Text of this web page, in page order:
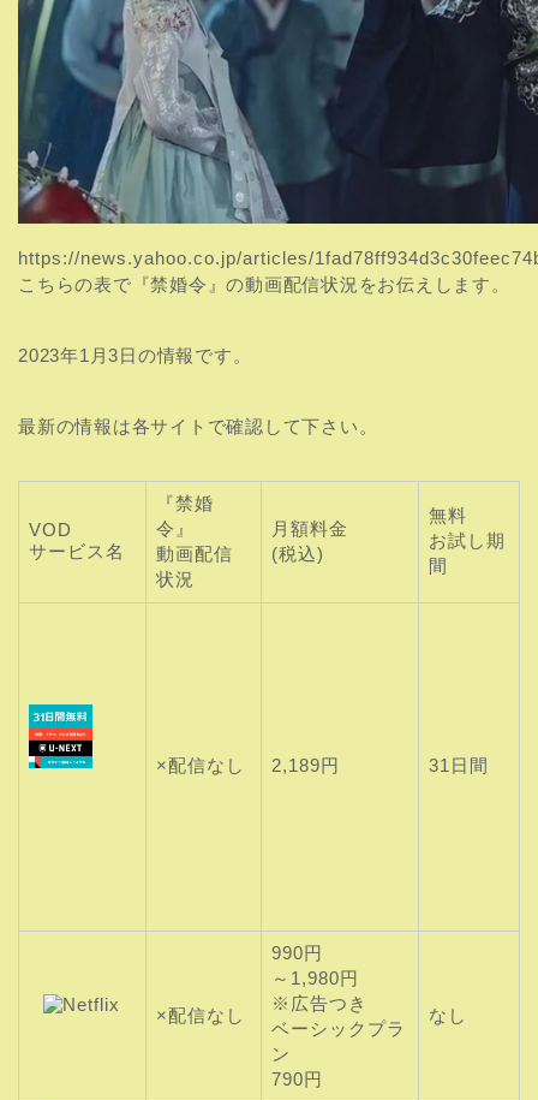
https://news.yahoo.co.jp/articles/
こちらの表で『禁婚令』の動画配信状況をお伝えします。
2023年1月3日の情報です。
最新の情報は各サイトで確認して下さい。
VOD
サービス名
『禁婚
令』
動画配信
状況
月額料金
(税込)
無料
お試し期
間
×配信なし 2,189円 31日間
×配信なし
990円
～1,980円
※広告つき
ベーシックプラ
ン
790円
なし